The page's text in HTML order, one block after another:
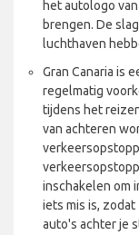
het autologo
brengen. De
luchthaven
Gran Canaria is
regelmatig
tijdens het
van achteren
inschakelen om
iets mis is,
auto's achter je